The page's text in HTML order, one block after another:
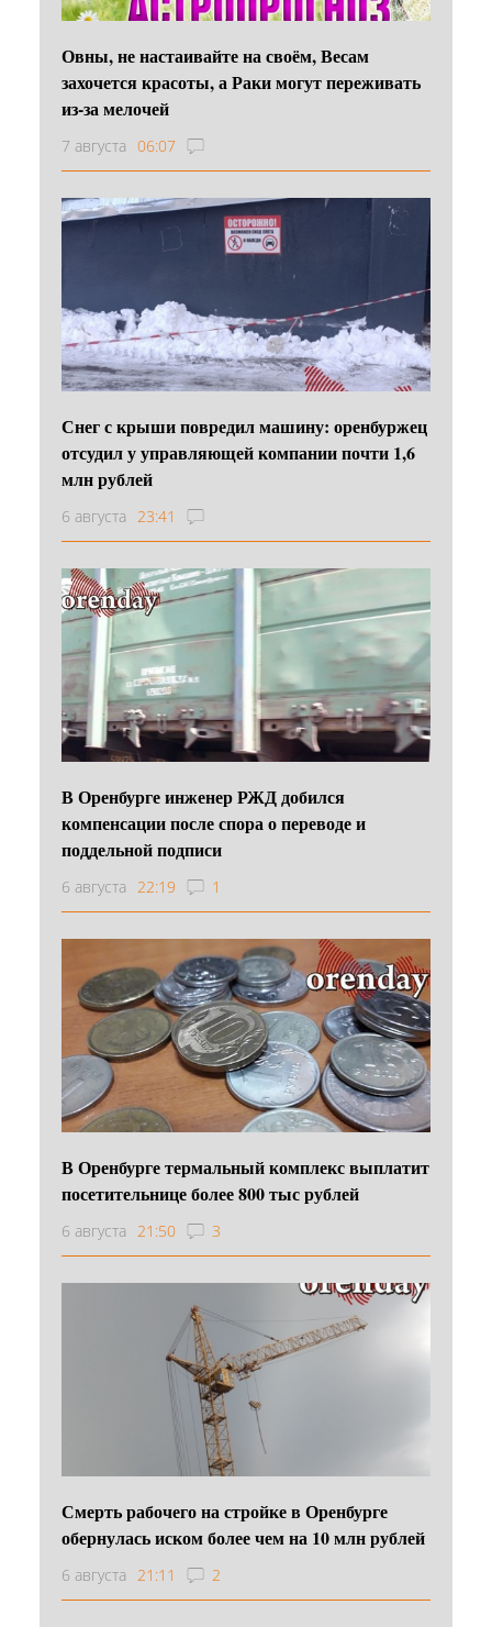
Овны, не настаивайте на своём, Весам
захочется красоты, а Раки могут переживать
из-за мелочей
7 августа 06:07
Снег с крыши повредил машину: оренбуржец
отсудил у управляющей компании почти 1,6
млн рублей
6 августа 23:41
В Оренбурге инженер РЖД добился
компенсации после спора о переводе и
поддельной подписи
6 августа 22:19 1
В Оренбурге термальный комплекс выплатит
посетительнице более 800 тыс рублей
6 августа 21:50 3
Смерть рабочего на стройке в Оренбурге
обернулась иском более чем на 10 млн рублей
6 августа 21:11 2